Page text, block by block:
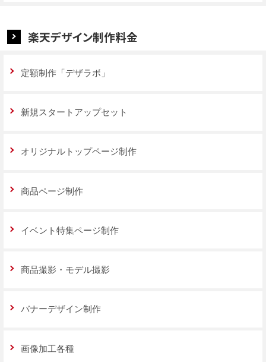
楽天デザイン制作料金
定額制作「デザラボ」
新規スタートアップセット
オリジナルトップページ制作
商品ページ制作
イベント特集ページ制作
商品撮影・モデル撮影
バナーデザイン制作
画像加工各種